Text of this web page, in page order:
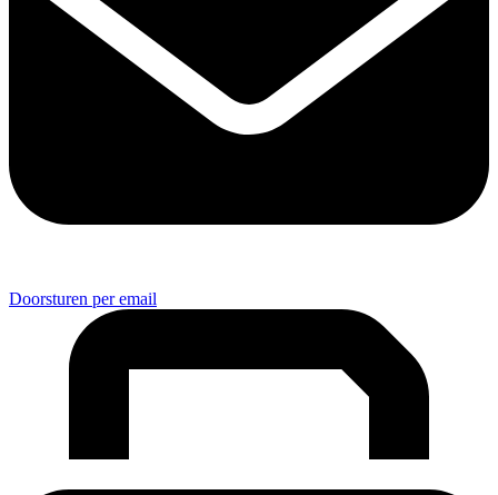
Doorsturen per email